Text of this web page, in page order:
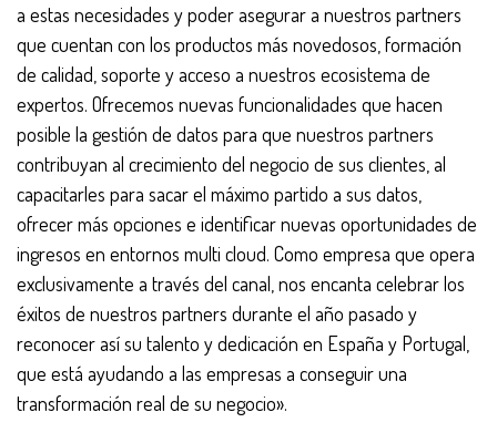
a estas necesidades y poder asegurar a nuestros partners
que cuentan con los productos más novedosos, formación
de calidad, soporte y acceso a nuestros ecosistema de
expertos. Ofrecemos nuevas funcionalidades que hacen
posible la gestión de datos para que nuestros partners
contribuyan al crecimiento del negocio de sus clientes, al
capacitarles para sacar el máximo partido a sus datos,
ofrecer más opciones e identificar nuevas oportunidades de
ingresos en entornos multi cloud. Como empresa que opera
exclusivamente a través del canal, nos encanta celebrar los
éxitos de nuestros partners durante el año pasado y
reconocer así su talento y dedicación en España y Portugal,
que está ayudando a las empresas a conseguir una
transformación real de su negocio».